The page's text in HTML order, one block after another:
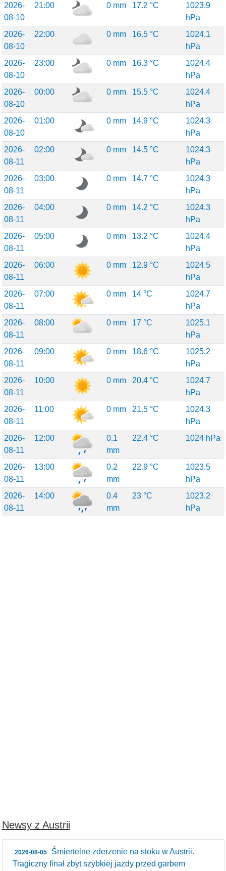
2026-
08-10
21:00 0 mm 17.2 °C
1023.9
hPa
2026-
08-10
22:00 0 mm 16.5 °C
1024.1
hPa
2026-
08-10
23:00 0 mm 16.3 °C
1024.4
hPa
2026-
08-10
00:00 0 mm 15.5 °C
1024.4
hPa
2026-
08-10
01:00 0 mm 14.9 °C
1024.3
hPa
2026-
08-11
02:00 0 mm 14.5 °C
1024.3
hPa
2026-
08-11
03:00 0 mm 14.7 °C
1024.3
hPa
2026-
08-11
04:00 0 mm 14.2 °C
1024.3
hPa
2026-
08-11
05:00 0 mm 13.2 °C
1024.4
hPa
2026-
08-11
06:00 0 mm 12.9 °C
1024.5
hPa
2026-
08-11
07:00 0 mm 14 °C
1024.7
hPa
2026-
08-11
08:00 0 mm 17 °C
1025.1
hPa
2026-
08-11
09:00 0 mm 18.6 °C
1025.2
hPa
2026-
08-11
10:00 0 mm 20.4 °C
1024.7
hPa
2026-
08-11
11:00 0 mm 21.5 °C
1024.3
hPa
2026-
08-11
12:00
0.1
mm
22.4 °C 1024 hPa
2026-
08-11
13:00
0.2
mm
22.9 °C
1023.5
hPa
2026-
08-11
14:00
0.4
mm
23 °C
1023.2
hPa
Newsy z Austrii
2026-08-05
Śmiertelne zderzenie na stoku w Austrii.
Tragiczny finał zbyt szybkiej jazdy przed garbem